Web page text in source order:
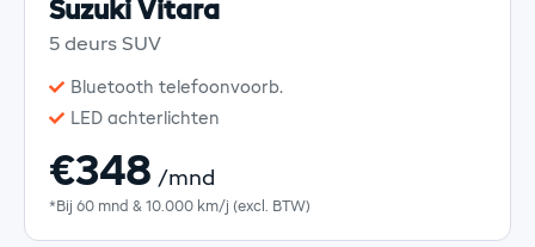
Suzuki Vitara
5 deurs SUV
Bluetooth telefoonvoorb.
LED achterlichten
€348 /mnd
*Bij 60 mnd & 10.000 km/j (excl. BTW)